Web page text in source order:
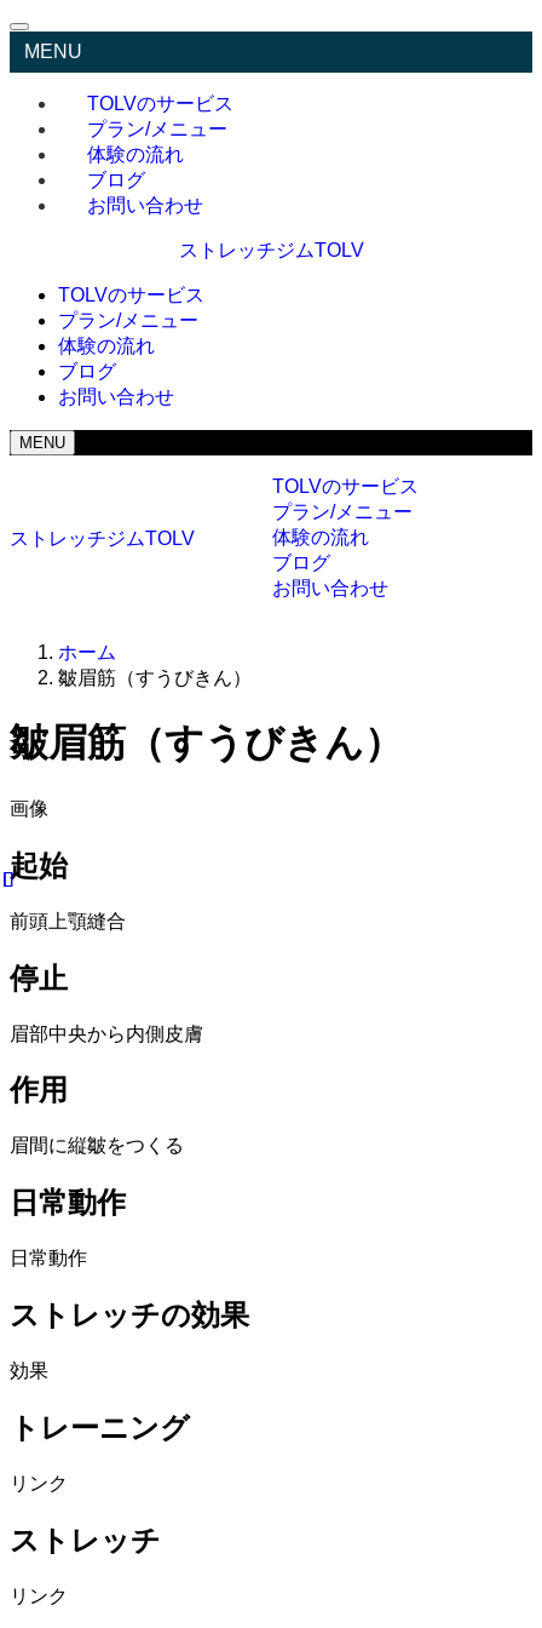
MENU
TOLVのサービス
プラン/メニュー
体験の流れ
ブログ
お問い合わせ
ストレッチジムTOLV
TOLVのサービス
プラン/メニュー
体験の流れ
ブログ
お問い合わせ
MENU
ストレッチジムTOLV
TOLVのサービス
プラン/メニュー
体験の流れ
ブログ
お問い合わせ
ホーム
皺眉筋（すうびきん）
皺眉筋（すうびきん）
画像
起始
前頭上顎縫合
停止
眉部中央から内側皮膚
作用
眉間に縦皺をつくる
日常動作
日常動作
ストレッチの効果
効果
トレーニング
リンク
ストレッチ
リンク